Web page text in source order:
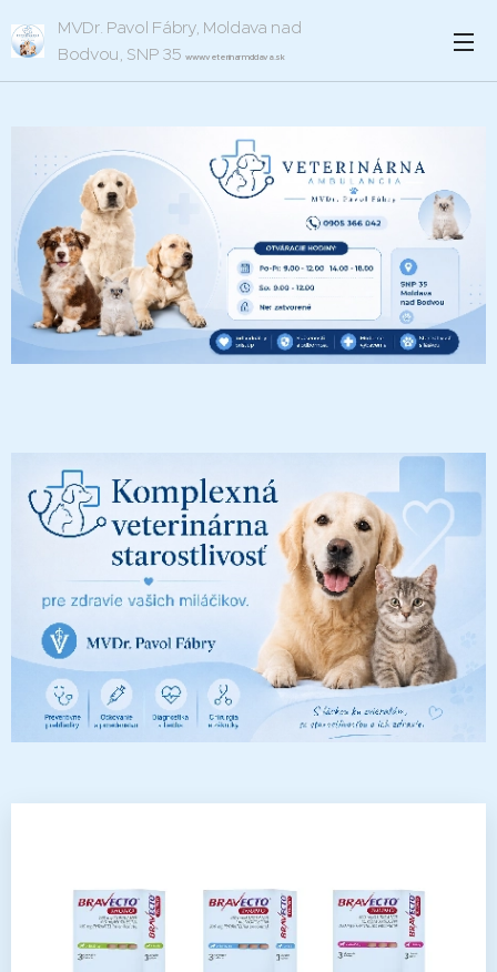
MVDr. Pavol Fábry, Moldava nad
Bodvou, SNP 35 www.veterinarmoldava.sk